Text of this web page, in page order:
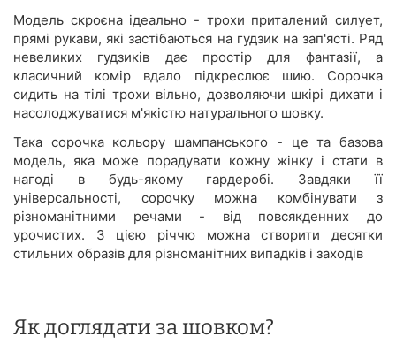
Модель скроєна ідеально - трохи приталений силует,
прямі рукави, які застібаються на гудзик на зап'ясті. Ряд
невеликих гудзиків дає простір для фантазії, а
класичний комір вдало підкреслює шию. Сорочка
сидить на тілі трохи вільно, дозволяючи шкірі дихати і
насолоджуватися м'якістю натурального шовку.
Така сорочка кольору шампанського - це та базова
модель, яка може порадувати кожну жінку і стати в
нагоді в будь-якому гардеробі. Завдяки її
універсальності, сорочку можна комбінувати з
різноманітними речами - від повсякденних до
урочистих. З цією річчю можна створити десятки
стильних образів для різноманітних випадків і заходів
Як доглядати за шовком?